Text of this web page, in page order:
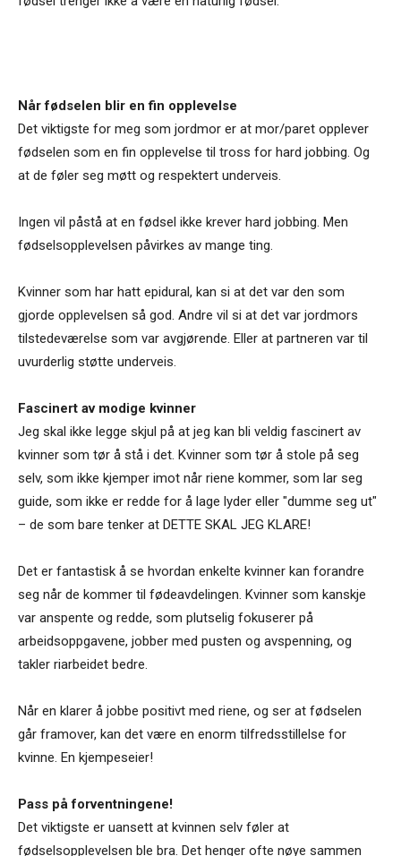
Når fødselen blir en fin opplevelse
Det viktigste for meg som jordmor er at mor/paret opplever
fødselen som en fin opplevelse til tross for hard jobbing. Og
at de føler seg møtt og respektert underveis.
Ingen vil påstå at en fødsel ikke krever hard jobbing. Men
fødselsopplevelsen påvirkes av mange ting.
Kvinner som har hatt epidural, kan si at det var den som
gjorde opplevelsen så god. Andre vil si at det var jordmors
tilstedeværelse som var avgjørende. Eller at partneren var til
uvurderlig støtte underveis.
Fascinert av modige kvinner
Jeg skal ikke legge skjul på at jeg kan bli veldig fascinert av
kvinner som tør å stå i det. Kvinner som tør å stole på seg
selv, som ikke kjemper imot når riene kommer, som lar seg
guide, som ikke er redde for å lage lyder eller "dumme seg ut"
– de som bare tenker at DETTE SKAL JEG KLARE!
Det er fantastisk å se hvordan enkelte kvinner kan forandre
seg når de kommer til fødeavdelingen. Kvinner som kanskje
var anspente og redde, som plutselig fokuserer på
arbeidsoppgavene, jobber med pusten og avspenning, og
takler riarbeidet bedre.
Når en klarer å jobbe positivt med riene, og ser at fødselen
går framover, kan det være en enorm tilfredsstillelse for
kvinne. En kjempeseier!
Pass på forventningene!
Det viktigste er uansett at kvinnen selv føler at
fødselsopplevelsen ble bra. Det henger ofte nøye sammen